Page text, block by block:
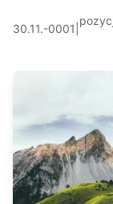
30.11.-0001